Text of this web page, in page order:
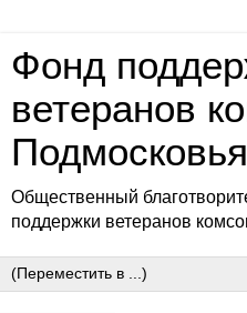
Фонд
ветеранов
Подмосковья
Общественный
поддержки ветеранов